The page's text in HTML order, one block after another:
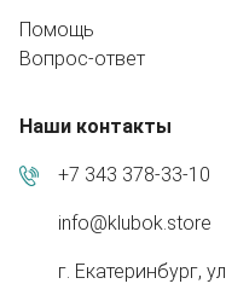
Помощь
Вопрос-ответ
Наши контакты
+7 343 378-33-10
info@klubok.store
г. Екатеринбург,